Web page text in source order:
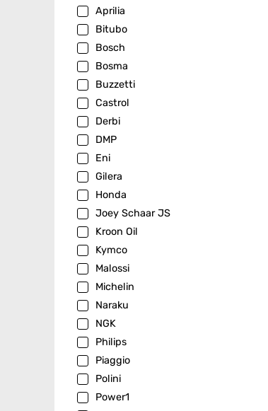
Aprilia
Bitubo
Bosch
Bosma
Buzzetti
Castrol
Derbi
DMP
Eni
Gilera
Honda
Joey Schaar JS
Kroon Oil
Kymco
Malossi
Michelin
Naraku
NGK
Philips
Piaggio
Polini
Power1